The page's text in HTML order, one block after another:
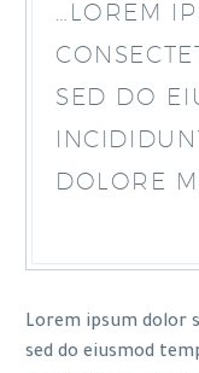
…LOREM
SED DO
DOLORE
Lorem ipsum dolor
sed do eiusmod